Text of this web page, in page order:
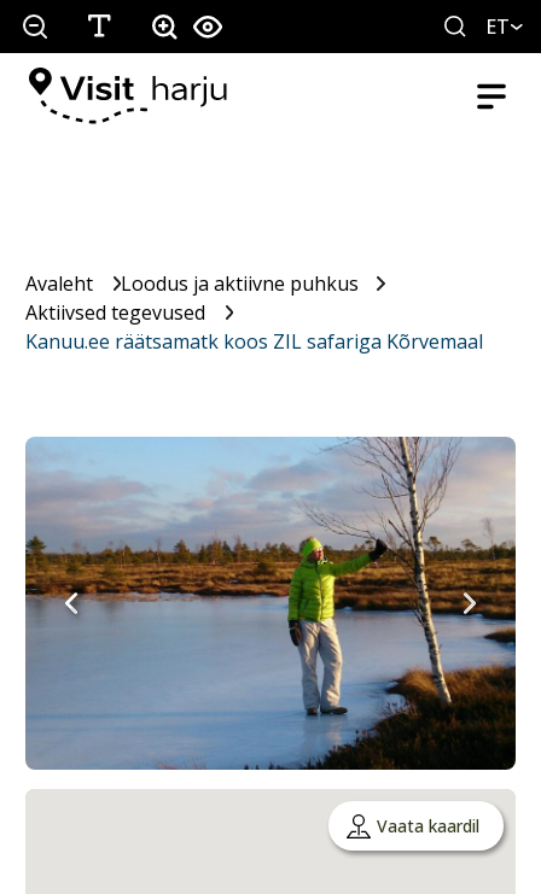
ET
Avaleht
Loodus ja aktiivne puhkus
Aktiivsed tegevused
Kanuu.ee räätsamatk koos ZIL safariga Kõrvemaal
Vaata kaardil